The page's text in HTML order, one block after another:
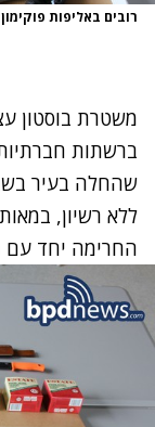
רובים באליפות פוקימון
משטרת בוסטון
ברשתות
שהחלה בעיר
ללא רשיון,
החרימה יחד עם